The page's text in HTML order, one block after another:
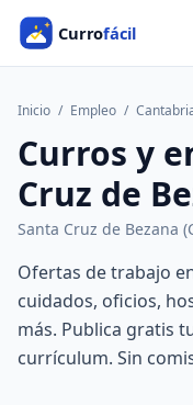
Inicio / Empleo /
Curros y
Cruz de
Santa Cruz de Bezana
Ofertas de trabajo
cuidados, oficios,
más. Publica gratis
currículum. Sin